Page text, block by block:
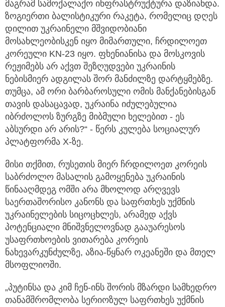
მაგრამ სამოქალაქო ინფრასტრუქტურა დაზიანდა.
ზოგიერთი ბალისტიკური რაკეტა, რომელიც დღეს
დილით უკრაინელი მშვიდობიანი
მოსახლეობისკენ იყო მიმართული, ჩრდილოეთ
კორეული KN-23 იყო. ფხენიანისა და მოსკოვის
რეჟიმებს არ აქვთ შეზღუდვები უკრაინის
ნებისმიერ ადგილას შორ მანძილზე დარტყმებზე.
თუმცა, ამ ორი ბარბაროსული ომის მანქანებისგან
თავის დასაცავად, უკრაინა იძულებულია
იბრძოლოს ზურგზე მიბმული ხელებით - ეს
აბსურდი არ არის?“ - წერს კულება სოციალურ
პლატფორმა X-ზე.
მისი თქმით, რუსეთის მიერ ჩრდილოეთ კორეის
საბრძოლო მასალის გამოყენება უკრაინის
წინააღმდეგ ომში არა მხოლოდ არღვევს
საერთაშორისო კანონს და საფრთხეს უქმნის
უკრაინელების სიცოცხლეს, არამედ აქვს
პოტენციალი მნიშვნელოვნად გააუარესოს
უსაფრთხოების ვითარება კორეის
ნახევარკუნძულზე, აზია-წყნარ ოკეანეში და მთელ
მსოფლიოში.
„პუტინსა და კიმ ჩენ-ინს შორის მზარდი სამხედრო
თანამშრომლობა სერიოზულ საფრთხეს უქმნის